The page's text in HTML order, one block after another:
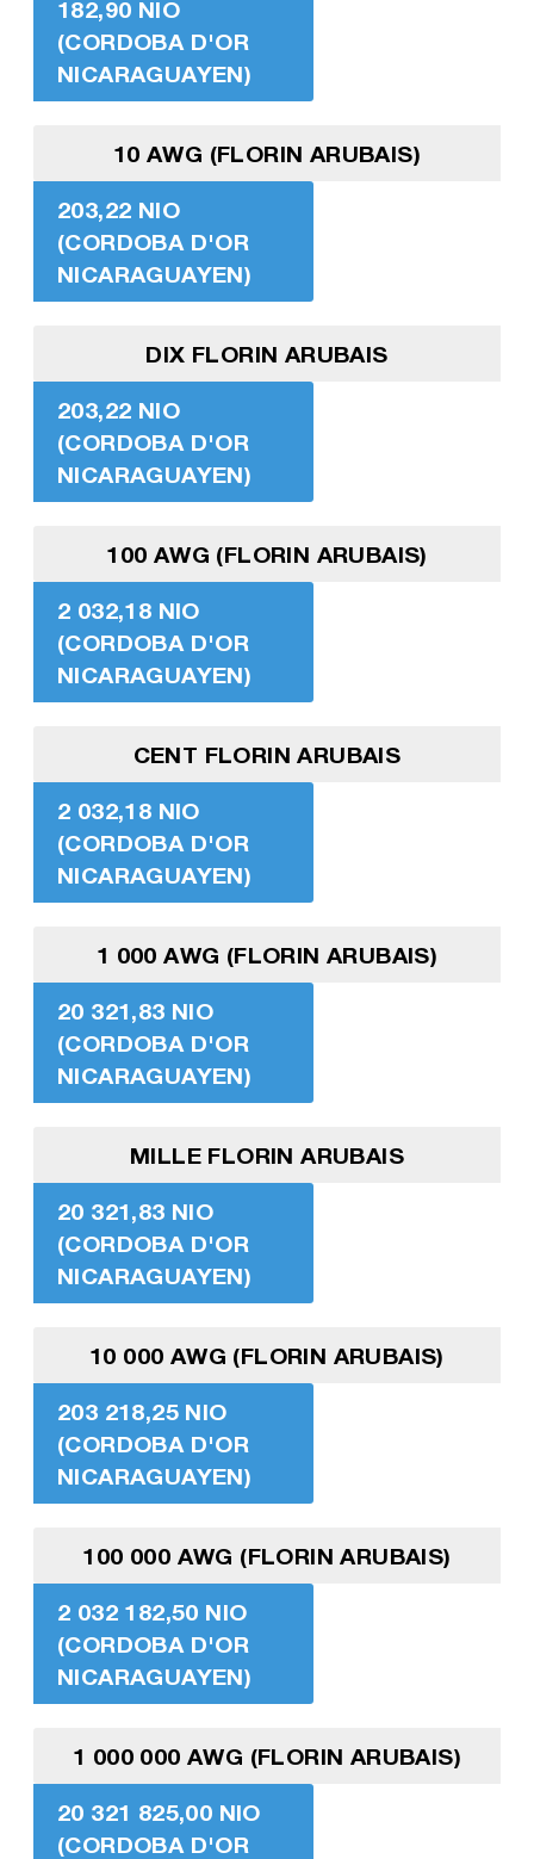
182,90 NIO
(CORDOBA D'OR
NICARAGUAYEN)
10 AWG (FLORIN ARUBAIS)
203,22 NIO
(CORDOBA D'OR
NICARAGUAYEN)
DIX FLORIN ARUBAIS
203,22 NIO
(CORDOBA D'OR
NICARAGUAYEN)
100 AWG (FLORIN ARUBAIS)
2 032,18 NIO
(CORDOBA D'OR
NICARAGUAYEN)
CENT FLORIN ARUBAIS
2 032,18 NIO
(CORDOBA D'OR
NICARAGUAYEN)
1 000 AWG (FLORIN ARUBAIS)
20 321,83 NIO
(CORDOBA D'OR
NICARAGUAYEN)
MILLE FLORIN ARUBAIS
20 321,83 NIO
(CORDOBA D'OR
NICARAGUAYEN)
10 000 AWG (FLORIN ARUBAIS)
203 218,25 NIO
(CORDOBA D'OR
NICARAGUAYEN)
100 000 AWG (FLORIN ARUBAIS)
2 032 182,50 NIO
(CORDOBA D'OR
NICARAGUAYEN)
1 000 000 AWG (FLORIN ARUBAIS)
20 321 825,00 NIO
(CORDOBA D'OR